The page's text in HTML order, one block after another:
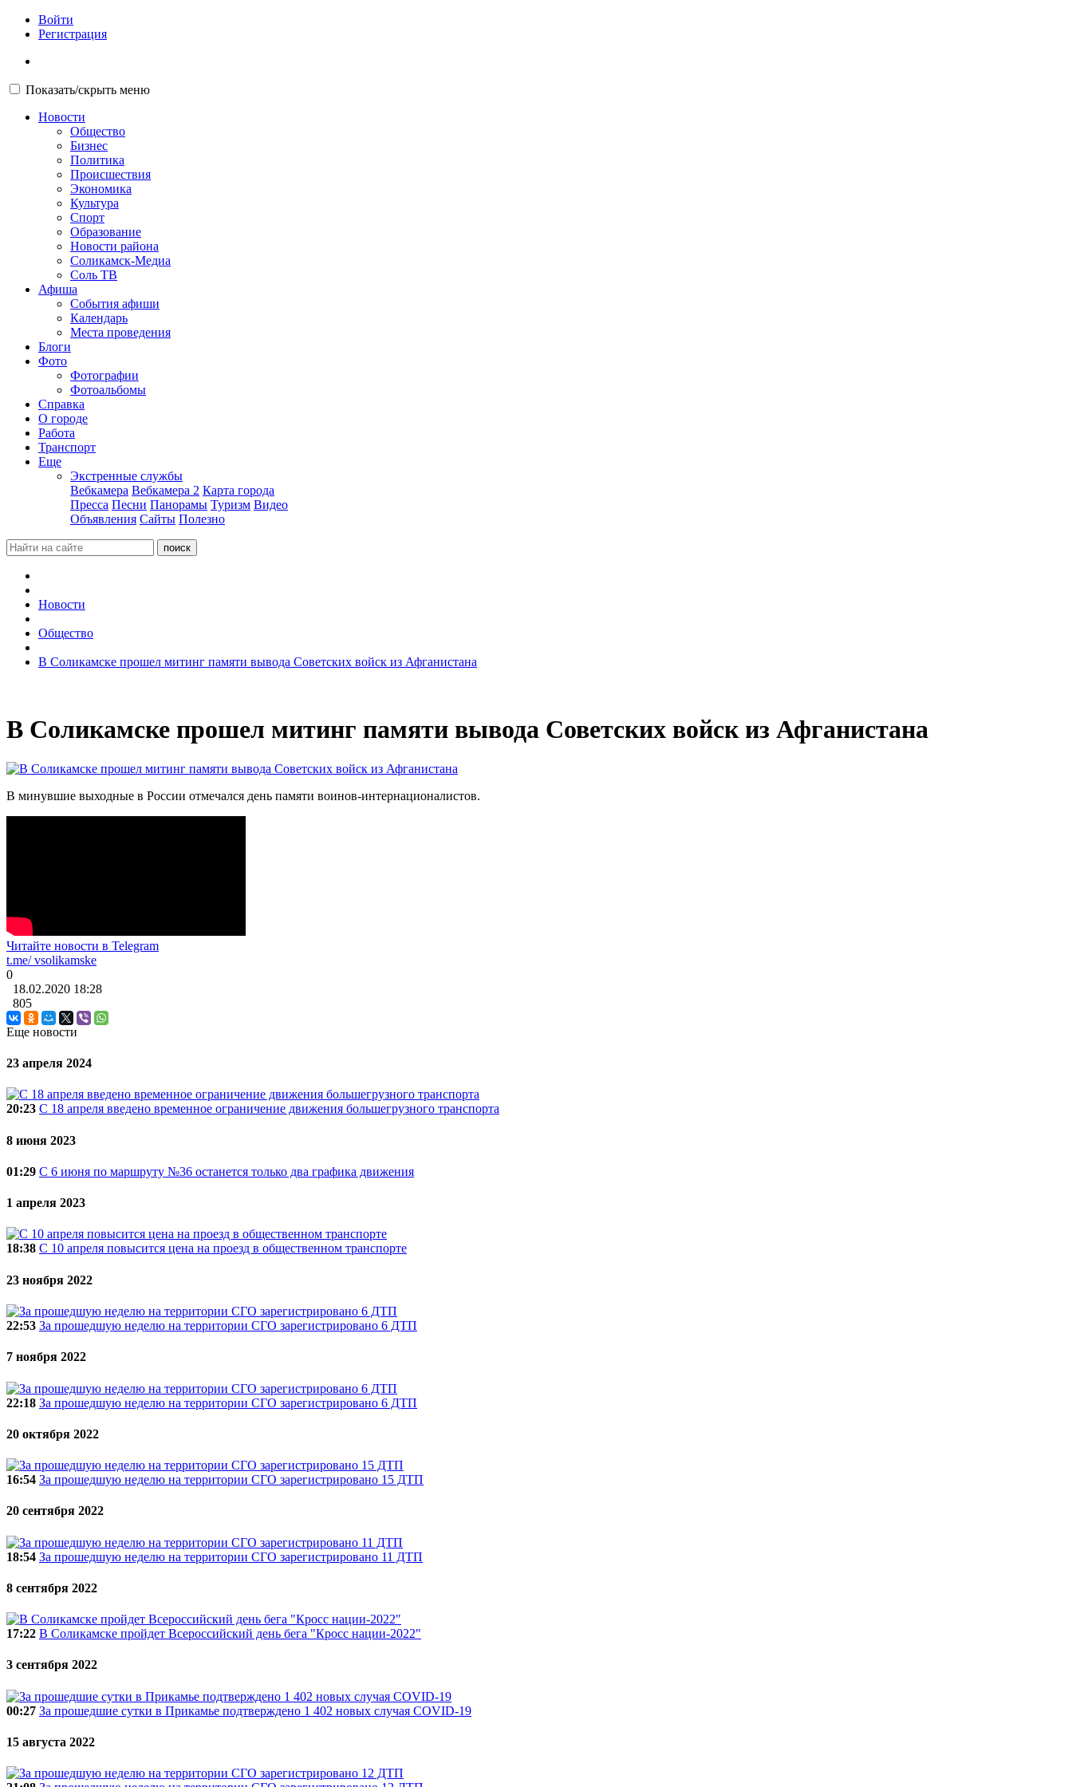
Войти
Регистрация
Показать/скрыть меню
Новости
Общество
Бизнес
Политика
Происшествия
Экономика
Культура
Спорт
Образование
Новости района
Соликамск-Медиа
Соль ТВ
Афиша
События афиши
Календарь
Места проведения
Блоги
Фото
Фотографии
Фотоальбомы
Справка
О городе
Работа
Транспорт
Еще
Экстренные службы
Вебкамера Вебкамера 2 Карта города
Пресса Песни Панорамы Туризм Видео
Объявления Сайты Полезно
Новости
Общество
В Соликамске прошел митинг памяти вывода Советских войск из Афганистана
В Соликамске прошел митинг памяти вывода Советских войск из Афганистана
В минувшие выходные в России отмечался день памяти воинов-интернационалистов.
Читайте новости в Telegram
t.me/vsolikamske
0
18.02.2020 18:28
805
Еще новости
23 апреля 2024
20:23 C 18 апреля введено временное ограничение движения большегрузного транспорта
8 июня 2023
01:29 С 6 июня по маршруту №36 останется только два графика движения
1 апреля 2023
18:38 С 10 апреля повысится цена на проезд в общественном транспорте
23 ноября 2022
22:53 За прошедшую неделю на территории СГО зарегистрировано 6 ДТП
7 ноября 2022
22:18 За прошедшую неделю на территории СГО зарегистрировано 6 ДТП
20 октября 2022
16:54 За прошедшую неделю на территории СГО зарегистрировано 15 ДТП
20 сентября 2022
18:54 За прошедшую неделю на территории СГО зарегистрировано 11 ДТП
8 сентября 2022
17:22 В Соликамске пройдет Всероссийский день бега "Кросс нации-2022"
3 сентября 2022
00:27 За прошедшие сутки в Прикамье подтверждено 1 402 новых случая COVID-19
15 августа 2022